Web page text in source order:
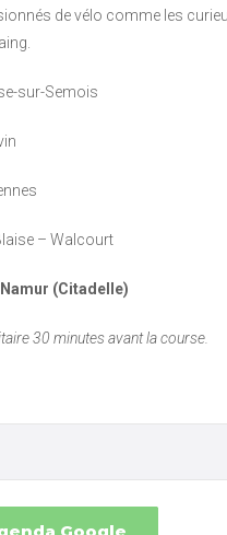
de vélo comme les
sur-Semois
– Walcourt
(Citadelle)
30 minutes avant la course.
Google